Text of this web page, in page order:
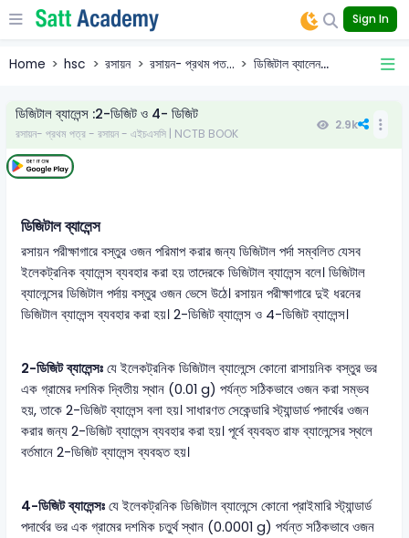
Sign In
Home hsc রসায়ন রসায়ন- প্রথম পত... ডিজিটাল ব্যালেন...
ডিজিটাল ব্যালেন্স :2-ডিজিট ও 4- ডিজিট
রসায়ন- প্রথম পত্র - রসায়ন - এইচএসসি | NCTB BOOK
2.9k
ডিজিটাল ব্যালেন্স
রসায়ন পরীক্ষাগারে বস্তুর ওজন পরিমাপ করার জন্য ডিজিটাল পর্দা সম্বলিত যেসব
ইলেকট্রনিক ব্যালেন্স ব্যবহার করা হয় তাদেরকে ডিজিটাল ব্যালেন্স বলে। ডিজিটাল
ব্যালেন্সের ডিজিটাল পর্দায় বস্তুর ওজন ভেসে উঠে। রসায়ন পরীক্ষাগারে দুই ধরনের
ডিজিটাল ব্যালেন্স ব্যবহার করা হয়। 2-ডিজিট ব্যালেন্স ও 4-ডিজিট ব্যালেন্স।
2-ডিজিট ব্যালেন্সঃ যে ইলেকট্রনিক ডিজিটাল ব্যালেন্সে কোনো রাসায়নিক বস্তুর ভর
এক গ্রামের দশমিক দ্বিতীয় স্থান (0.01 g) পর্যন্ত সঠিকভাবে ওজন করা সম্ভব
হয়, তাকে 2-ডিজিট ব্যালেন্স বলা হয়। সাধারণত সেকেন্ডারি স্ট্যান্ডার্ড পদার্থের ওজন
করার জন্য 2-ডিজিট ব্যালেন্স ব্যবহার করা হয়। পূর্বে ব্যবহৃত রাফ ব্যালেন্সের স্থলে
বর্তমানে 2-ডিজিট ব্যালেন্স ব্যবহৃত হয়।
4-ডিজিট ব্যালেন্সঃ যে ইলেকট্রনিক ডিজিটাল ব্যালেন্সে কোনো প্রাইমারি স্ট্যান্ডার্ড
পদার্থের ভর এক গ্রামের দশমিক চতুর্থ স্থান (0.0001 g) পর্যন্ত সঠিকভাবে ওজন